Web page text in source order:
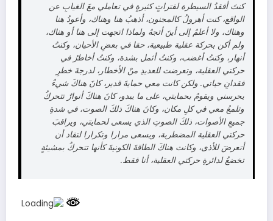
كنتَ أفقدُ السيطرة لفتراتٍ كثيرةٍ في تعاملي معَ الغيابِ عن
الواقع، كنت أهرولُ كالمجنون، أذهبُ هنا وهناك، وأعودُ هنا
وهناك، ولا أعلمُ إلى أينَ أتجهُ ولماذا اتجهت إلى هنا أو هناك،
ولم أكن بحركة عقلية طبيعية، حقا في بعضِ الأحيان، وكنتُ
أنهار، وكنتُ أغضب، وكنتُ أثمل بشدة، وكنتُ أخاطرُ في
حركتي العقلية، وتعرضت للعديدِ منْ الأخطار، لدرجةَ خطرِ
فقدانِ حياتي. ولكن كانت معي حمايةَ قدير، كانَ هناكَ شيءٌ
يحرسني ويقومُ بحمايتي، على ما يبدو، كانَ هناكَ أنوارٌ تتحركُ
وتلمعُ معي في كلِ مكان، وكانَ هناكَ ذلكَ الصوت، في شدةِ
جميعِ الأصوات، ذلكَ الصوتِ الذي يسعى لحمايتي، ويراقبَ
حركتي العقلية المضطربة، ويسعى مرارا وتكرارا لتفاد أن
أتعرضَ للأذى، وكانت هناكَ الطاقةَ الكونيةَ كأنها تتحركُ بمشيئةٍ
تخضعُ لدائرةِ حركتي العقلية، أنا فقط.